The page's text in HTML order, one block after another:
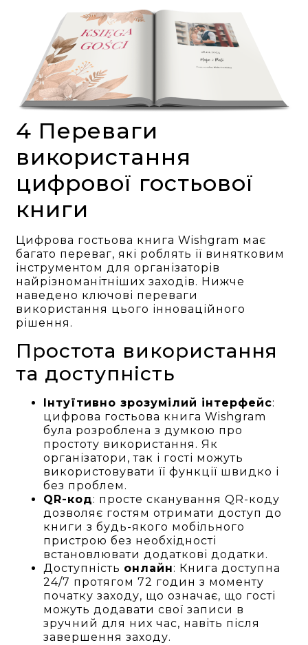
4 Переваги
використання
цифрової гостьової
книги
Цифрова гостьова книга Wishgram має
багато переваг, які роблять її винятковим
інструментом для організаторів
найрізноманітніших заходів. Нижче
наведено ключові переваги
використання цього інноваційного
рішення.
Простота використання
та доступність
Інтуїтивно зрозумілий інтерфейс:
цифрова гостьова книга Wishgram
була розроблена з думкою про
простоту використання. Як
організатори, так і гості можуть
використовувати її функції швидко і
без проблем.
QR-код: просте сканування QR-коду
дозволяє гостям отримати доступ до
книги з будь-якого мобільного
пристрою без необхідності
встановлювати додаткові додатки.
Доступність онлайн: Книга доступна
24/7 протягом 72 годин з моменту
початку заходу, що означає, що гості
можуть додавати свої записи в
зручний для них час, навіть після
завершення заходу.